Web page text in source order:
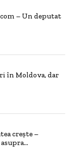
– Un deputat
în Moldova, dar
crește –